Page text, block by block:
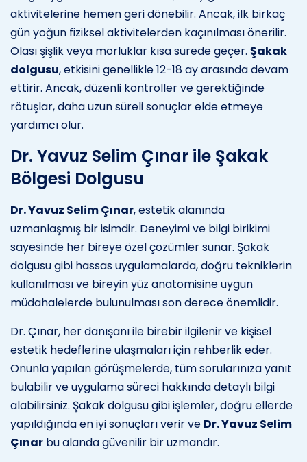
aktivitelerine hemen geri dönebilir. Ancak, ilk birkaç
gün yoğun fiziksel aktivitelerden kaçınılması önerilir.
Olası şişlik veya morluklar kısa sürede geçer. Şakak
dolgusu, etkisini genellikle 12-18 ay arasında devam
ettirir. Ancak, düzenli kontroller ve gerektiğinde
rötuşlar, daha uzun süreli sonuçlar elde etmeye
yardımcı olur.
Dr. Yavuz Selim Çınar ile Şakak
Bölgesi Dolgusu
Dr. Yavuz Selim Çınar, estetik alanında
uzmanlaşmış bir isimdir. Deneyimi ve bilgi birikimi
sayesinde her bireye özel çözümler sunar. Şakak
dolgusu gibi hassas uygulamalarda, doğru tekniklerin
kullanılması ve bireyin yüz anatomisine uygun
müdahalelerde bulunulması son derece önemlidir.
Dr. Çınar, her danışanı ile birebir ilgilenir ve kişisel
estetik hedeflerine ulaşmaları için rehberlik eder.
Onunla yapılan görüşmelerde, tüm sorularınıza yanıt
bulabilir ve uygulama süreci hakkında detaylı bilgi
alabilirsiniz. Şakak dolgusu gibi işlemler, doğru ellerde
yapıldığında en iyi sonuçları verir ve Dr. Yavuz Selim
Çınar bu alanda güvenilir bir uzmandır.